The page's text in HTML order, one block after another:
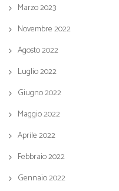
Marzo 2023
Novembre 2022
Agosto 2022
Luglio 2022
Giugno 2022
Maggio 2022
Aprile 2022
Febbraio 2022
Gennaio 2022